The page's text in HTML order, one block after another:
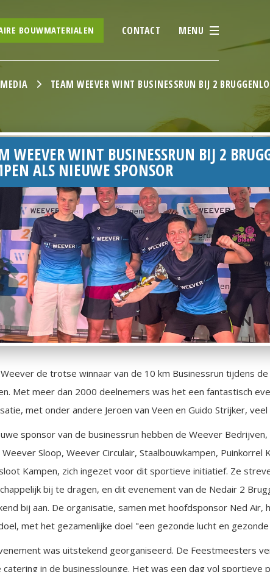
BOUWMATERIALEN CONTACT MENU
TEAM WEEVER WINT BUSINESSRUN BIJ 2
WEEVER WINT BUSINESSRUN BIJ 2
ALS NIEUWE SPONSOR
de trotse winnaar van de 10 km Businessrun tijdens
Met meer dan 2000 deelnemers was het een fantastisch
met onder andere Jeroen van Veen en Guido Strijker,
sponsor van de businessrun hebben de Weever
Weever Sloop, Weever Circulair, Staalbouwkampen, Puinkorrel
Kampen, zich ingezet voor dit sportieve initiatief. Ze
bij te dragen, en dit evenement van de Nedair 2
bij aan. De organisatie, samen met hoofdsponsor Ned Air,
met het gezamenlijke doel "een gezonde lucht en
was uitstekend georganiseerd. De Feestmeesters
catering in de businesslounge. Het was een dag vol sportieve